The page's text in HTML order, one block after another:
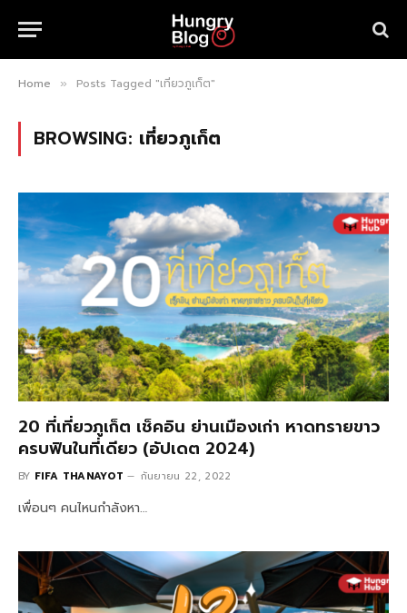
Home » Posts Tagged "เที่ยวภูเก็ต"
BROWSING: เที่ยวภูเก็ต
20 ที่เที่ยวภูเก็ต เช็คอิน ย่านเมืองเก่า หาดทรายขาว
ครบฟินในที่เดียว (อัปเดต 2024)
BY FIFA THANAYOT กันยายน 22, 2022
เพื่อนๆ คนไหนกำลังหา…